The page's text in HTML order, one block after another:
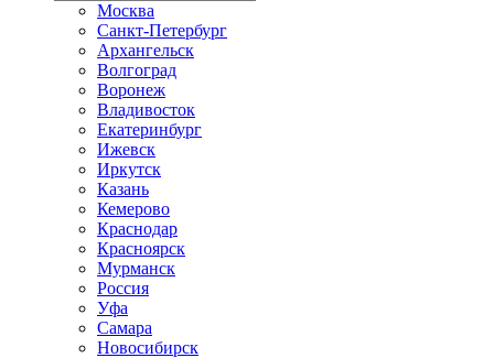
Москва
Санкт-Петербург
Архангельск
Волгоград
Воронеж
Владивосток
Екатеринбург
Ижевск
Иркутск
Казань
Кемерово
Краснодар
Красноярск
Мурманск
Россия
Уфа
Самара
Новосибирск